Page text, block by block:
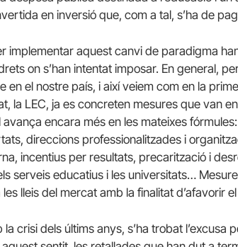
en inversió que, com a tal, s’ha de
implementar aquest canvi de paradigma
on s’han intentat imposar. En general,
en el nostre país, i així veiem com en la
la LEC, ja es concreten mesures que van
avança encara més en les mateixes
direccions professionalitzades i
incentius per resultats, precarització i
serveis educatius i les universitats…
les lleis del mercat amb la finalitat d’afavorir
la crisi dels últims anys, s’ha trobat